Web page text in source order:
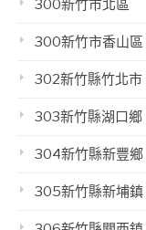
300新竹市北區
300新竹市香山區
302新竹縣竹北市
303新竹縣湖口鄉
304新竹縣新豐鄉
305新竹縣新埔鎮